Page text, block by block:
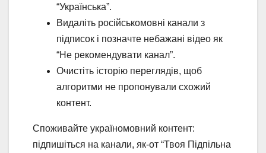
“Українська”.
Видаліть російськомовні канали з
підписок і позначте небажані відео як
“Не рекомендувати канал”.
Очистіть історію переглядів, щоб
алгоритми не пропонували схожий
контент.
Споживайте україномовний контент:
підпишіться на канали, як-от “Твоя Підпільна